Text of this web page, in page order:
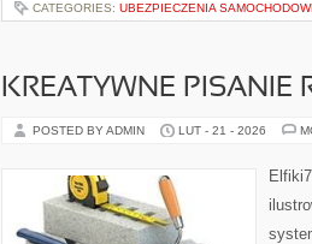
CATEGORIES: UBEZPIECZENIA
KREATYWNE PISANIE
POSTED BY ADMIN LUT - 21 - 2026